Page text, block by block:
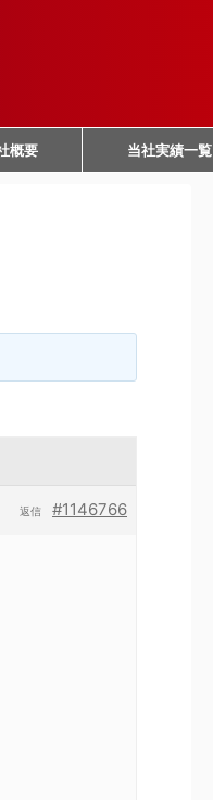
概要 当社実績一覧
#1146766
返信